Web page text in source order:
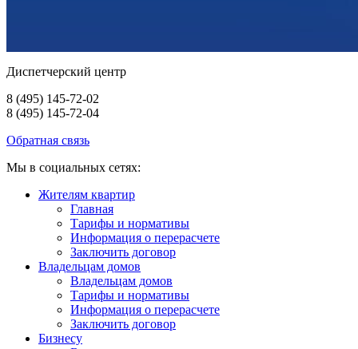
Диспетчерский центр
8 (495) 145-72-02
8 (495) 145-72-04
Обратная связь
Мы в социальных сетях:
Жителям квартир
Главная
Тарифы и нормативы
Информация о перерасчете
Заключить договор
Владельцам домов
Владельцам домов
Тарифы и нормативы
Информация о перерасчете
Заключить договор
Бизнесу